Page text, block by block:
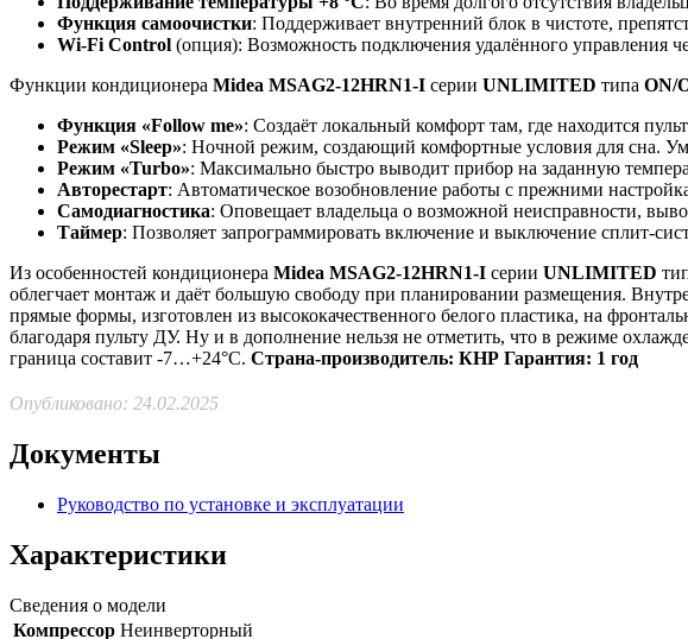
Функция самоочистки: Поддерживает внутренний блок в чистоте,
Wi-Fi Control (опция): Возможность подключения удалённого управления
Функции кондиционера Midea MSAG2-12HRN1-I серии UNLIMITED типа ON/
Функция «Follow me»: Создаёт локальный комфорт там, где находится
Режим «Sleep»: Ночной режим, создающий комфортные условия для сна.
Режим «Turbo»: Максимально быстро выводит прибор на заданную
Авторестарт: Автоматическое возобновление работы с прежними
Самодиагностика: Оповещает владельца о возможной неисправности,
Таймер: Позволяет запрограммировать включение и выключение сплит-
Из особенностей кондиционера Midea MSAG2-12HRN1-I серии UNLIMITED
облегчает монтаж и даёт большую свободу при планировании размещения.
прямые формы, изготовлен из высококачественного белого пластика, на
благодаря пульту ДУ. Ну и в дополнение нельзя не отметить, что в режиме
граница составит -7…+24°С. Страна-производитель: КНР Гарантия: 1 год
Опубликовано: 24.02.2025
Документы
Руководство по установке и эксплуатации
Характеристики
Сведения о модели
Компрессор Неинверторный